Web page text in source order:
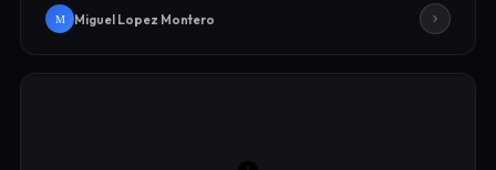
M Miguel Lopez Montero